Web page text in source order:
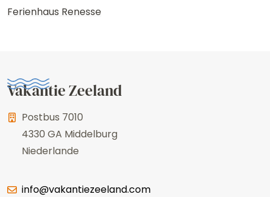
Ferienhaus Renesse
Vakantie Zeeland
Postbus 7010
4330 GA Middelburg
Niederlande
info@vakantiezeeland.com